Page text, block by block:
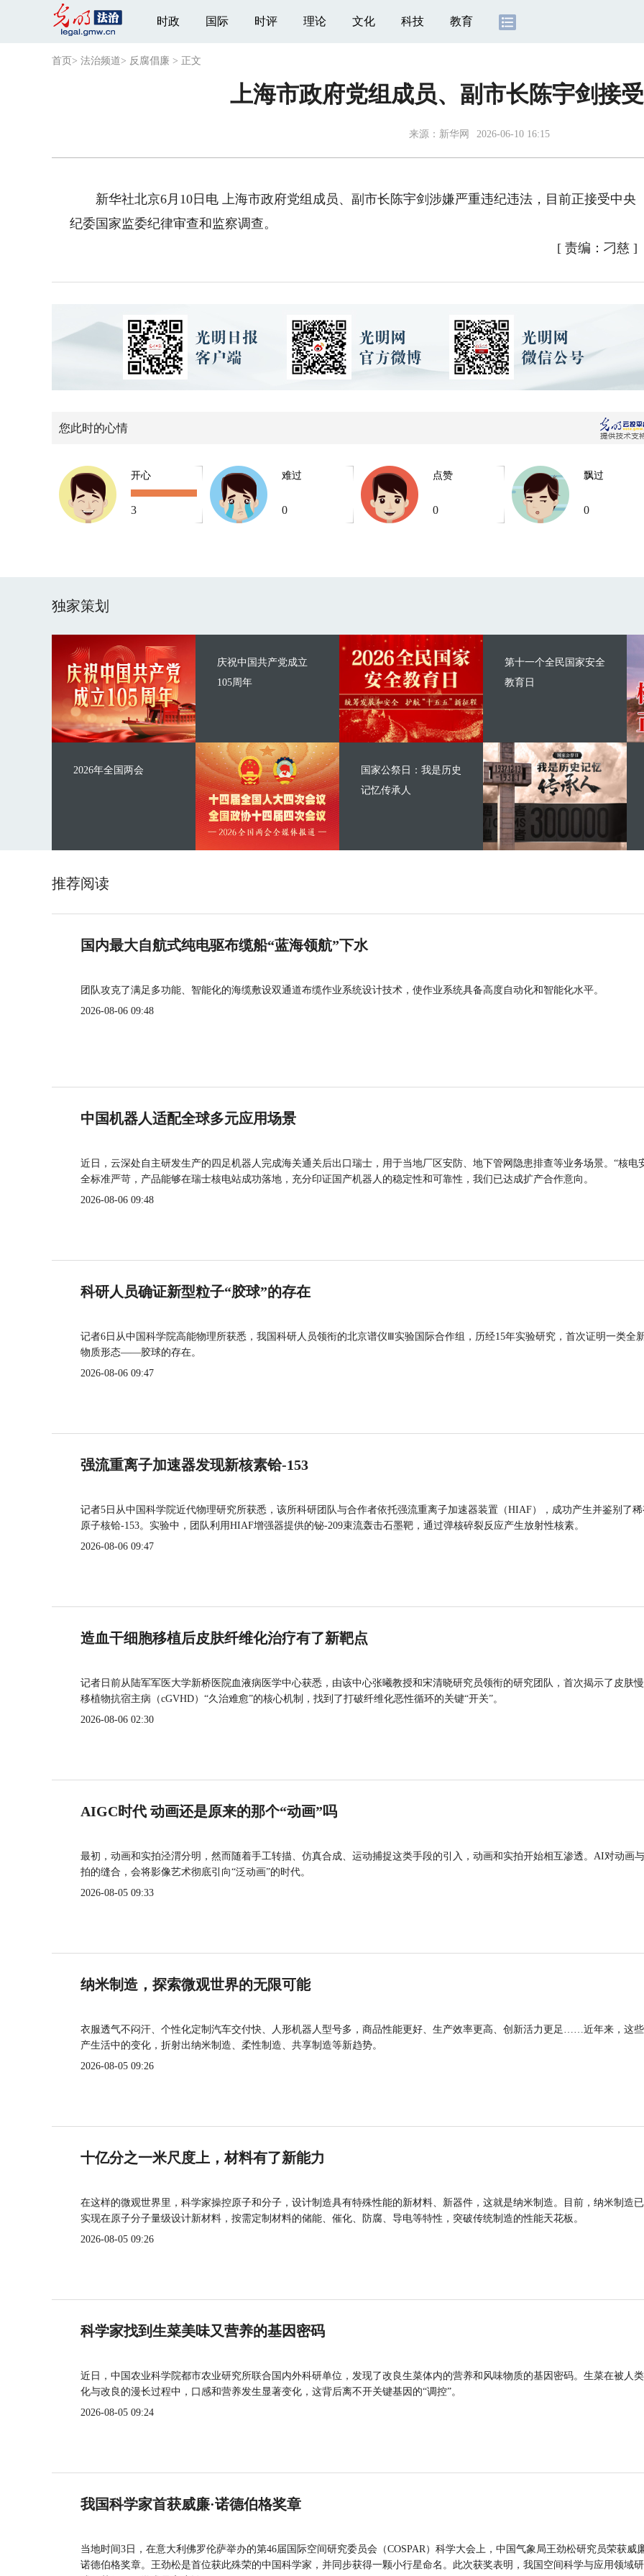
时政 国际 时评 理论 文化 科技 教育
首页 > 法治频道> 反腐倡廉 > 正文
上海市政府党组成员、副市长陈宇剑接
来源： 新华网 2026-06-10 16:15
新华社北京6月10日电 上海市政府党组成员、副市长陈宇剑涉嫌严重违纪违法，目前正接受中央
纪委国家监委纪律审查和监察调查。
[ 责编：刁慈 ]
您此时的心情
开心
3
难过
0
点赞
0
飘过
0
独家策划
庆祝中国共产党成立
105周年
2026年全国两会
第十一个全民国家安全
教育日
国家公祭日：我是历史
记忆传承人
推荐阅读
国内最大自航式纯电驱布缆船“蓝海领航”下水
团队攻克了满足多功能、智能化的海缆敷设双通道布缆作业系统设计技术，使作业系统具备高度自动化和智能化水平。
2026-08-06 09:48
中国机器人适配全球多元应用场景
近日，云深处自主研发生产的四足机器人完成海关通关后出口瑞士，用于当地厂区安防、地下管网隐患排查等业务场景。“核电
全标准严苛，产品能够在瑞士核电站成功落地，充分印证国产机器人的稳定性和可靠性，我们已达成扩产合作意向。
2026-08-06 09:48
科研人员确证新型粒子“胶球”的存在
记者6日从中国科学院高能物理所获悉，我国科研人员领衔的北京谱仪Ⅲ实验国际合作组，历经15年实验研究，首次证明一类全
物质形态——胶球的存在。
2026-08-06 09:47
强流重离子加速器发现新核素铪-153
记者5日从中国科学院近代物理研究所获悉，该所科研团队与合作者依托强流重离子加速器装置（HIAF），成功产生并鉴别了
原子核铪-153。实验中，团队利用HIAF增强器提供的铋-209束流轰击石墨靶，通过弹核碎裂反应产生放射性核素。
2026-08-06 09:47
造血干细胞移植后皮肤纤维化治疗有了新靶点
记者日前从陆军军医大学新桥医院血液病医学中心获悉，由该中心张曦教授和宋清晓研究员领衔的研究团队，首次揭示了皮肤
移植物抗宿主病（cGVHD）“久治难愈”的核心机制，找到了打破纤维化恶性循环的关键“开关”。
2026-08-06 02:30
AIGC时代 动画还是原来的那个“动画”吗
最初，动画和实拍泾渭分明，然而随着手工转描、仿真合成、运动捕捉这类手段的引入，动画和实拍开始相互渗透。AI对动画
拍的缝合，会将影像艺术彻底引向“泛动画”的时代。
2026-08-05 09:33
纳米制造，探索微观世界的无限可能
衣服透气不闷汗、个性化定制汽车交付快、人形机器人型号多，商品性能更好、生产效率更高、创新活力更足……近年来，这
产生活中的变化，折射出纳米制造、柔性制造、共享制造等新趋势。
2026-08-05 09:26
十亿分之一米尺度上，材料有了新能力
在这样的微观世界里，科学家操控原子和分子，设计制造具有特殊性能的新材料、新器件，这就是纳米制造。目前，纳米制造
实现在原子分子量级设计新材料，按需定制材料的储能、催化、防腐、导电等特性，突破传统制造的性能天花板。
2026-08-05 09:26
科学家找到生菜美味又营养的基因密码
近日，中国农业科学院都市农业研究所联合国内外科研单位，发现了改良生菜体内的营养和风味物质的基因密码。生菜在被人
化与改良的漫长过程中，口感和营养发生显著变化，这背后离不开关键基因的“调控”。
2026-08-05 09:24
我国科学家首获威廉·诺德伯格奖章
当地时间3日，在意大利佛罗伦萨举办的第46届国际空间研究委员会（COSPAR）科学大会上，中国气象局王劲松研究员荣获威
诺德伯格奖章。王劲松是首位获此殊荣的中国科学家，并同步获得一颗小行星命名。此次获奖表明，我国空间科学与应用领域